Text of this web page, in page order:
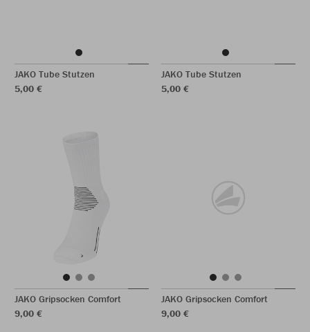
JAKO Tube Stutzen
5,00 €
JAKO Tube Stutzen
5,00 €
JAKO Gripsocken Comfort
9,00 €
JAKO Gripsocken Comfort
9,00 €